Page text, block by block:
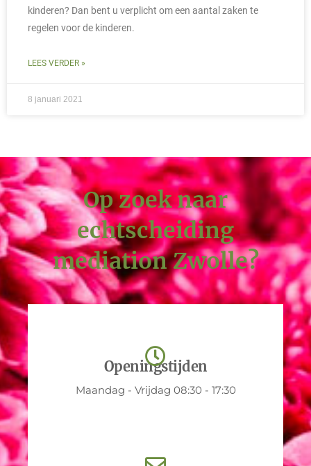
kinderen? Dan bent u verplicht om een aantal zaken te
regelen voor de kinderen.
LEES VERDER »
8 januari 2021
Op zoek naar
echtscheiding
mediation Zwolle?
Openingstijden
Maandag - Vrijdag 08:30 - 17:30